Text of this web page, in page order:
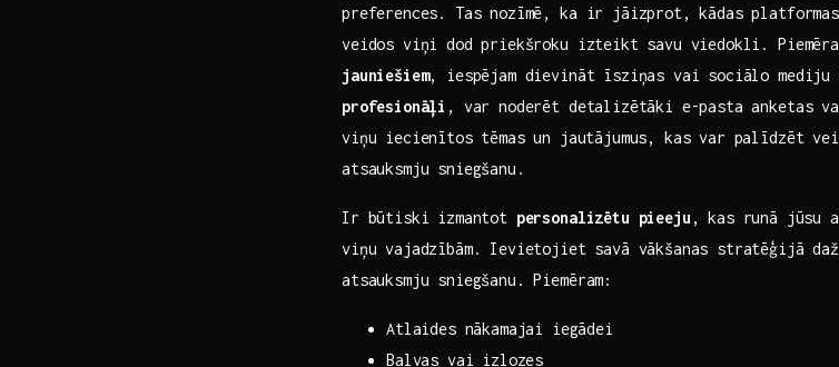
preferences. Tas nozīmē, ‌ka ir ​jāizprot, kādas
veidos viņi dod priekšroku izteikt savu viedokli.
jauniešiem, iespējam dievināt īsziņas vai sociālo mediju
profesionāļi , var‌ noderēt detalizētāki e-pasta anketas
viņu iecienītos tēmas⁢ un jautājumus, kas var palīdzēt
atsauksmju sniegšanu.
Ir​ būtiski izmantot personalizētu pieeju , kas ⁣runā jūsu
viņu vajadzībām.‍ Ievietojiet savā vākšanas stratēģijā
atsauksmju sniegšanu. Piemēram:
Atlaides nākamajai iegādei
Balvas vai izlozes